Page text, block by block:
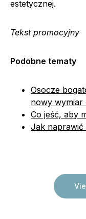
estetycznej.
Tekst promocyjny
Podobne tematy
Osocze
nowy wymiar
Co jeść, aby
Jak